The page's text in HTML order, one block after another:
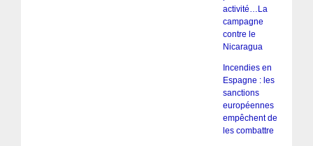
activité…La
campagne
contre le
Nicaragua
Incendies en
Espagne : les
sanctions
européennes
empêchent de
les combattre